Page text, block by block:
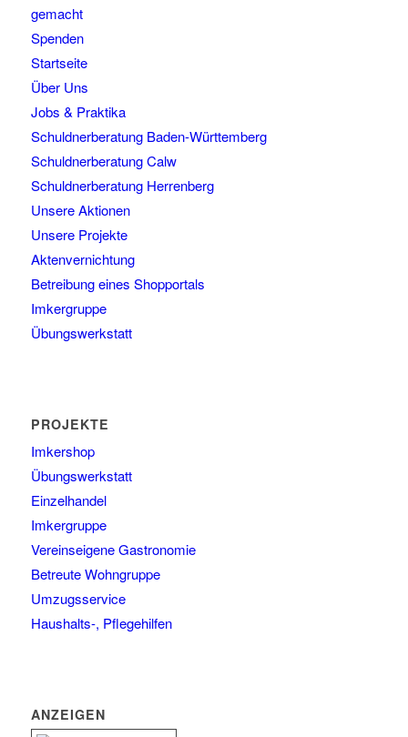
gemacht
Spenden
Startseite
Über Uns
Jobs & Praktika
Schuldnerberatung Baden-Württemberg
Schuldnerberatung Calw
Schuldnerberatung Herrenberg
Unsere Aktionen
Unsere Projekte
Aktenvernichtung
Betreibung eines Shopportals
Imkergruppe
Übungswerkstatt
PROJEKTE
Imkershop
Übungswerkstatt
Einzelhandel
Imkergruppe
Vereinseigene Gastronomie
Betreute Wohngruppe
Umzugsservice
Haushalts-, Pflegehilfen
ANZEIGEN